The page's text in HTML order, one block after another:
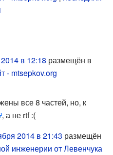
в 12:18 размещён в
- mtsepkov.org
все 8 частей, но, к
, а не rtf :(
2014 в 21:43 размещён
инженерии от Левенчука